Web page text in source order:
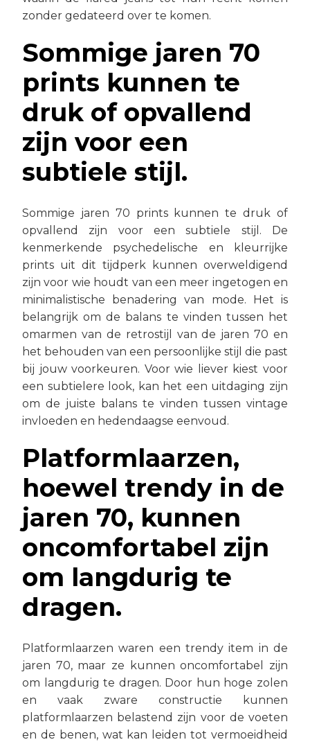
zonder gedateerd over te komen.
Sommige jaren 70
prints kunnen te
druk of opvallend
zijn voor een
subtiele stijl.
Sommige jaren 70 prints kunnen te druk of
opvallend zijn voor een subtiele stijl. De
kenmerkende psychedelische en kleurrijke
prints uit dit tijdperk kunnen overweldigend
zijn voor wie houdt van een meer ingetogen en
minimalistische benadering van mode. Het is
belangrijk om de balans te vinden tussen het
omarmen van de retrostijl van de jaren 70 en
het behouden van een persoonlijke stijl die past
bij jouw voorkeuren. Voor wie liever kiest voor
een subtielere look, kan het een uitdaging zijn
om de juiste balans te vinden tussen vintage
invloeden en hedendaagse eenvoud.
Platformlaarzen,
hoewel trendy in de
jaren 70, kunnen
oncomfortabel zijn
om langdurig te
dragen.
Platformlaarzen waren een trendy item in de
jaren 70, maar ze kunnen oncomfortabel zijn
om langdurig te dragen. Door hun hoge zolen
en vaak zware constructie kunnen
platformlaarzen belastend zijn voor de voeten
en de benen, wat kan leiden tot vermoeidheid